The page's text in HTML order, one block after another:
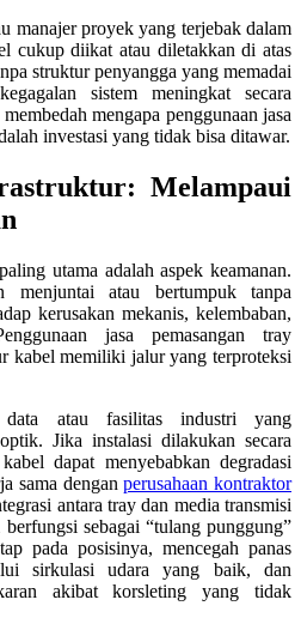
manajer proyek yang terjebak dalam
cukup diikat atau diletakkan di atas
struktur penyangga yang memadai
sistem meningkat secara
mengapa penggunaan jasa
investasi yang tidak bisa ditawar.
Melampaui
utama adalah aspek keamanan.
menjuntai atau bertumpuk tanpa
kerusakan mekanis, kelembaban,
jasa pemasangan tray
kabel memiliki jalur yang terproteksi
data atau fasilitas industri yang
Jika instalasi dilakukan secara
dapat menyebabkan degradasi
sama denganperusahaan kontraktor
antara tray dan media transmisi
sebagai “tulang punggung”
pada posisinya, mencegah panas
sirkulasi udara yang baik, dan
akibat korsleting yang tidak